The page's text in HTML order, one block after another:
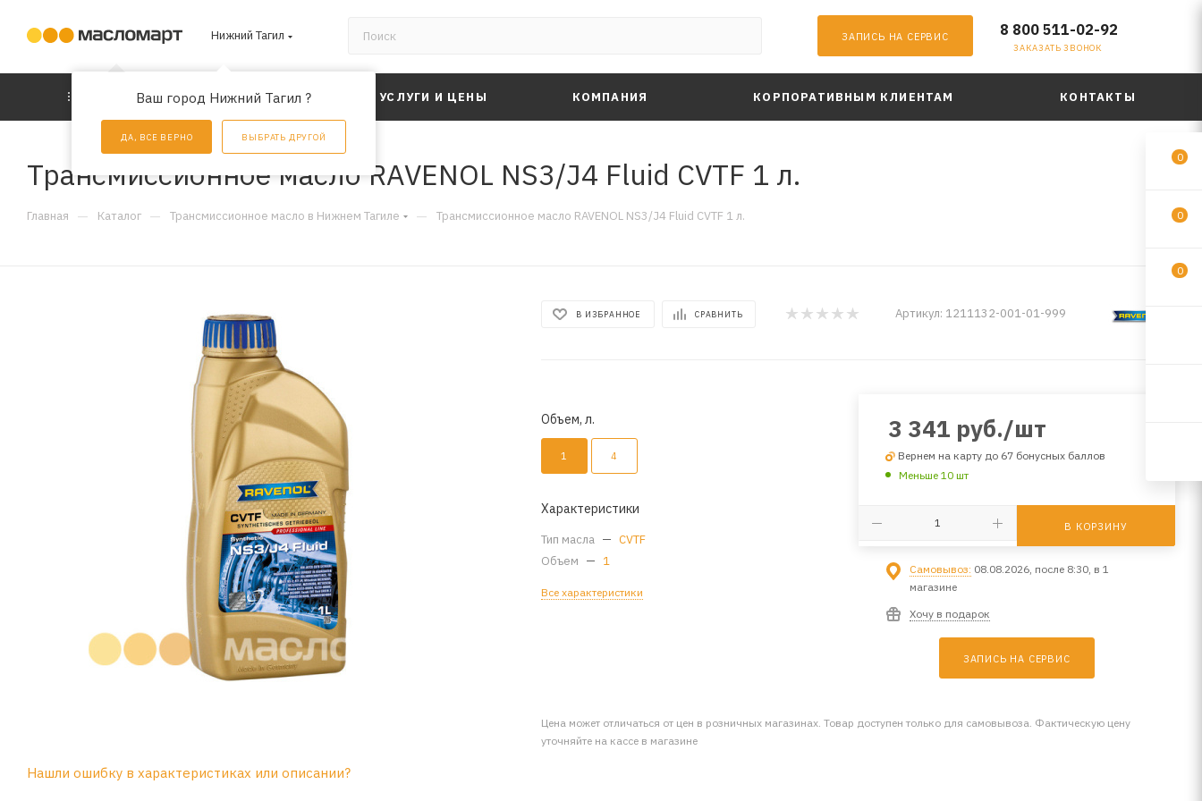
Нижний Тагил
Ваш город Нижний Тагил ?
ДА, ВСЕ ВЕРНО ВЫБРАТЬ ДРУГОЙ
ЗАПИСЬ НА СЕРВИС 8 800 511-02-92
ЗАКАЗАТЬ ЗВОНОК
КАТАЛОГ АКЦИИ УСЛУГИ И ЦЕНЫ КОМПАНИЯ КОРПОРАТИВНЫМ КЛИЕНТАМ КОНТАКТЫ
Трансмиссионное масло RAVENOL NS3/J4 Fluid CVTF 1 л.
Главная — Каталог — Трансмиссионное масло в Нижнем Тагиле — Трансмиссионное масло RAVENOL NS3/J4 Fluid CVTF 1 л.
В ИЗБРАННОЕ СРАВНИТЬ Артикул: 1211132-001-01-999
Объем, л.
1 4
Характеристики
Тип масла — CVTF
Объем — 1
Все характеристики
3 341 руб./шт
Вернем на карту до 67 бонусных баллов
Меньше 10 шт
В КОРЗИНУ
Самовывоз: 08.08.2026, после 8:30, в 1
магазине
Хочу в подарок
ЗАПИСЬ НА СЕРВИС
Цена может отличаться от цен в розничных магазинах. Товар доступен только для самовывоза. Фактическую цену
уточняйте на кассе в магазине
Нашли ошибку в характеристиках или описании?
0
0
0